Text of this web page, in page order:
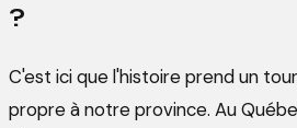
?
C'est ici que l'histoire prend un
propre à notre province. Au